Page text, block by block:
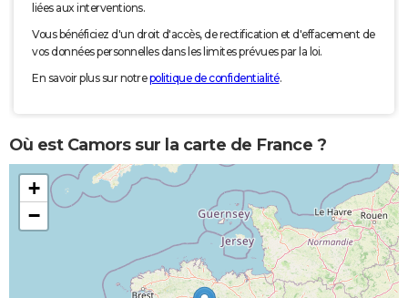
liées aux interventions.
Vous bénéficiez d'un droit d'accès, de rectification et d'effacement de
vos données personnelles dans les limites prévues par la loi.
En savoir plus sur notrepolitique de confidentialité.
Où est Camors sur la carte de France ?
+
−